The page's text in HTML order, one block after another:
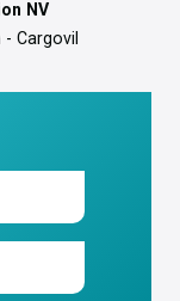
NV
- Cargovil